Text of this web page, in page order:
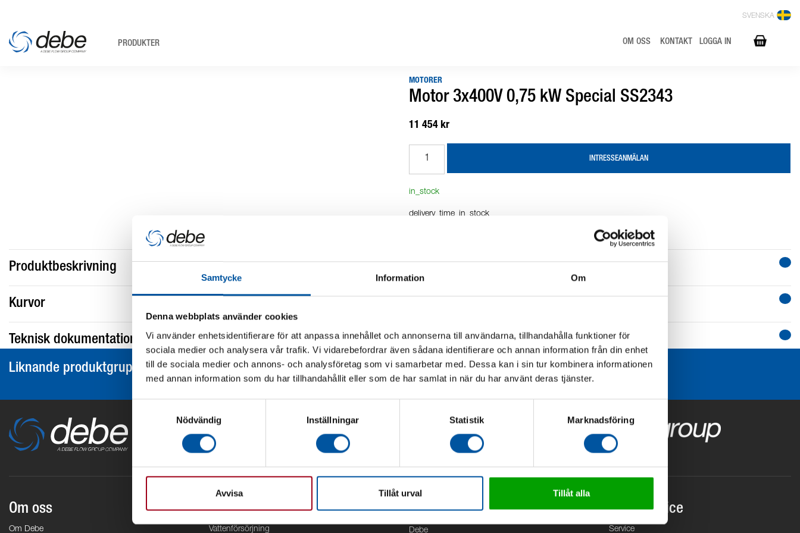
Samtycke Information Om
Denna webbplats använder cookies
Vi använder enhetsidentifierare för att anpassa innehållet och annonserna till användarna, tillhandahålla funktioner för
sociala medier och analysera vår trafik. Vi vidarebefordrar även sådana identifierare och annan information från din enhet
till de sociala medier och annons- och analysföretag som vi samarbetar med. Dessa kan i sin tur kombinera informationen
med annan information som du har tillhandahållit eller som de har samlat in när du har använt deras tjänster.
Nödvändig
Inställningar Statistik Marknadsföring
Avvisa Tillåt urval Tillåt alla
SVENSKA
PRODUKTER OM OSS KONTAKT LOGGA IN
MOTORER
Motor 3x400V 0,75 kW Special SS2343
11 454 kr
INTRESSEANMÄLAN
in_stock
delivery_time_in_stock
Produktbeskrivning
Kurvor
Teknisk dokumentation
Liknande produktgrupper
Om oss
Om Debe
Områden
Vattenförsörjning
Kontor
Debe
Kundservice
Service